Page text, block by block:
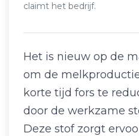
claimt het bedrijf.
Het is nieuw op de
om de
korte tijd fors te
door de werkzame
Deze stof zorgt